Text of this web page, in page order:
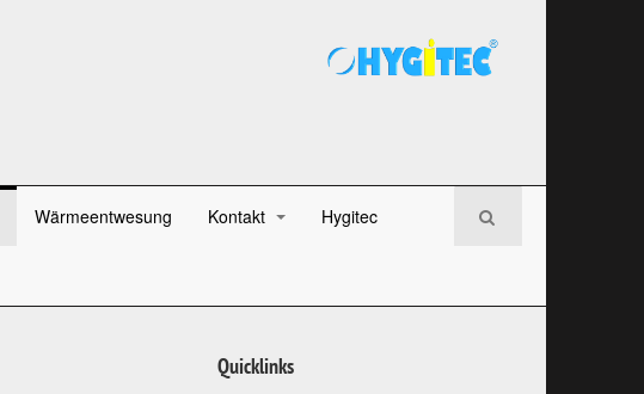
Wärmeentwesung Kontakt Hygitec
Quicklinks